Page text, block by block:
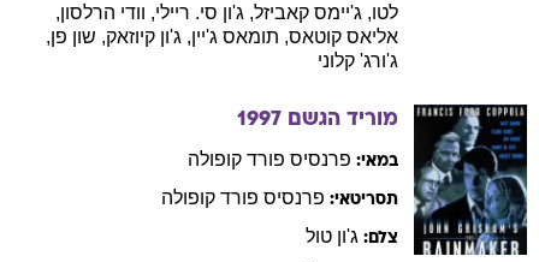
לטו, ג'יימס קאביזל, ג'ון סי. ריילי, וודי הרלסון,
אליאס קוטאס, תומאס ג'יין, ג'ון קיוזאק, שון פן,
ג'ורג' קלוני
מוריד הגשם 1997
במאי: פרנסיס פורד קופולה
תסריטאי: פרנסיס פורד קופולה
צלם: ג'ון טול